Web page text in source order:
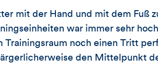
mit der Hand und mit dem Fuß
war immer sehr
noch einen Tritt
den Mittelpunkt